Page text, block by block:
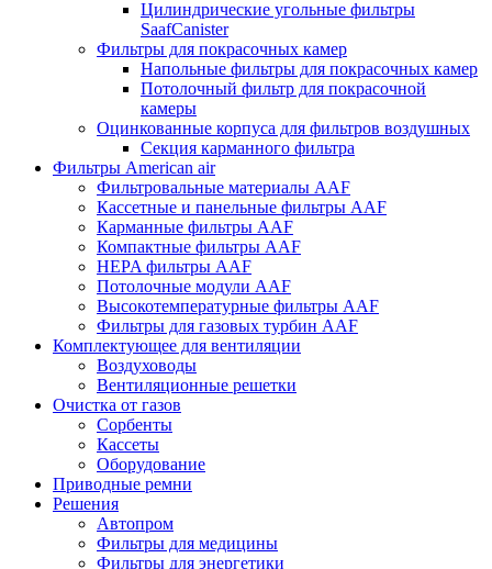
Цилиндрические угольные фильтры
SaafCanister
Фильтры для покрасочных камер
Напольные фильтры для покрасочных камер
Потолочный фильтр для покрасочной
камеры
Оцинкованные корпуса для фильтров воздушных
Секция карманного фильтра
Фильтры American air
Фильтровальные материалы AAF
Кассетные и панельные фильтры AAF
Карманные фильтры AAF
Компактные фильтры AAF
HEPA фильтры AAF
Потолочные модули AAF
Высокотемпературные фильтры AAF
Фильтры для газовых турбин AAF
Комплектующее для вентиляции
Воздуховоды
Вентиляционные решетки
Очистка от газов
Сорбенты
Кассеты
Оборудование
Приводные ремни
Решения
Автопром
Фильтры для медицины
Фильтры для энергетики